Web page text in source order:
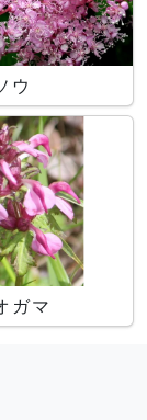
ウ
ガマ